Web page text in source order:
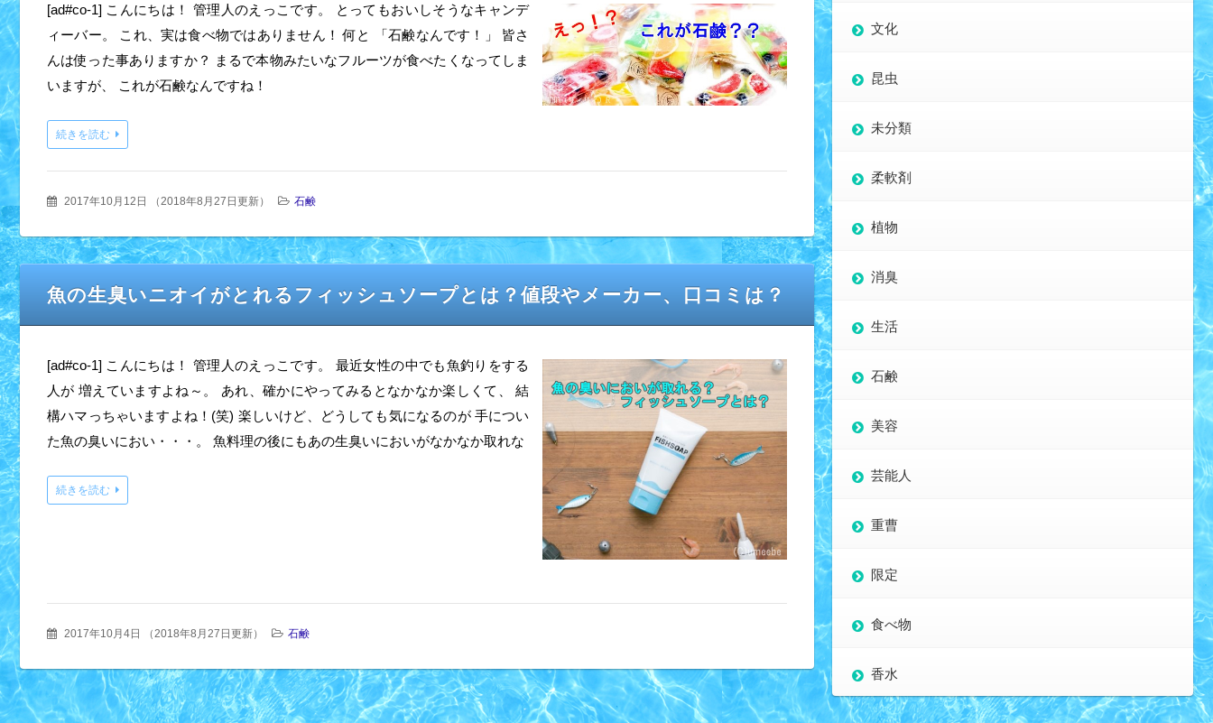
[ad#co-1] こんにちは！ 管理人のえっこです。 とってもおいしそうなキャンデ
ィーバー。 これ、実は食べ物ではありません！ 何と 「石鹸なんです！」 皆さ
んは使った事ありますか？ まるで本物みたいなフルーツが食べたくなってしま
いますが、 これが石鹸なんですね！
続きを読む
2017年10月12日 （ 2018年8月27日更新） 石鹸
魚の生臭いニオイがとれるフィッシュソープとは？値段やメーカー、口コミは？
[ad#co-1] こんにちは！ 管理人のえっこです。 最近女性の中でも魚釣りをする
人が 増えていますよね～。 あれ、確かにやってみるとなかなか楽しくて、 結
構ハマっちゃいますよね！(笑) 楽しいけど、どうしても気になるのが 手につい
た魚の臭いにおい・・・。 魚料理の後にもあの生臭いにおいがなかなか取れな
続きを読む
2017年10月4日 （2018年8月27日更新） 石鹸
文化
昆虫
未分類
柔軟剤
植物
消臭
生活
石鹸
美容
芸能人
重曹
限定
食べ物
香水